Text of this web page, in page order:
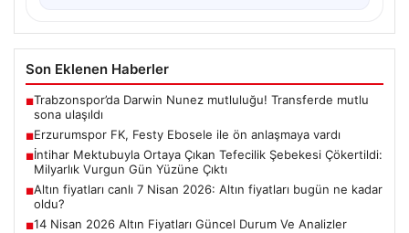
Son Eklenen Haberler
■Trabzonspor’da Darwin Nunez mutluluğu! Transferde mutlu
sona ulaşıldı
■Erzurumspor FK, Festy Ebosele ile ön anlaşmaya vardı
■İntihar Mektubuyla Ortaya Çıkan Tefecilik Şebekesi Çökertildi:
Milyarlık Vurgun Gün Yüzüne Çıktı
■Altın fiyatları canlı 7 Nisan 2026: Altın fiyatları bugün ne kadar
oldu?
■14 Nisan 2026 Altın Fiyatları Güncel Durum Ve Analizler